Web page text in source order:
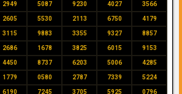
2949 5087 9230 4027 3566
2605 5530 2113 6750 4179
3115 9883 3355 9327 8857
2686 1678 3825 6015 9153
4450 8737 6203 5006 4285
1779 0580 2787 7339 5224
6190 7245 3705 5925 0796